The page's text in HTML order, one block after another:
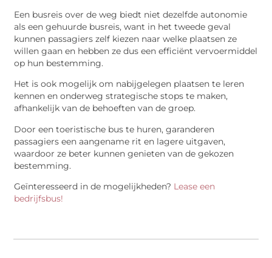
Een busreis over de weg biedt niet dezelfde autonomie
als een gehuurde busreis, want in het tweede geval
kunnen passagiers zelf kiezen naar welke plaatsen ze
willen gaan en hebben ze dus een efficiënt vervoermiddel
op hun bestemming.
Het is ook mogelijk om nabijgelegen plaatsen te leren
kennen en onderweg strategische stops te maken,
afhankelijk van de behoeften van de groep.
Door een toeristische bus te huren, garanderen
passagiers een aangename rit en lagere uitgaven,
waardoor ze beter kunnen genieten van de gekozen
bestemming.
Geïnteresseerd in de mogelijkheden? Lease een
bedrijfsbus!